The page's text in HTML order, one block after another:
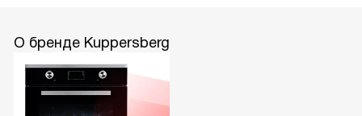
О бренде Kuppersberg